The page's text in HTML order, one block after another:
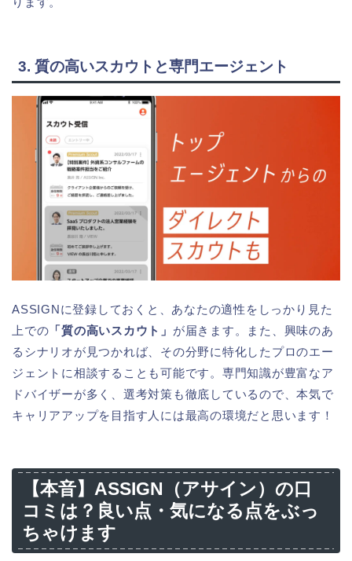
3. 質の高いスカウトと専門エージェント
ASSIGNに登録しておくと、あなたの適性をしっかり見た
上での 「質の高いスカウト」 が届きます。また、興味のあ
るシナリオが見つかれば、その分野に特化したプロのエー
ジェントに相談することも可能です。専門知識が豊富なア
ドバイザーが多く、選考対策も徹底しているので、本気で
キャリアアップを目指す人には最高の環境だと思います！
【本音】ASSIGN（アサイン）の口
コミは？良い点・気になる点をぶっ
ちゃけます